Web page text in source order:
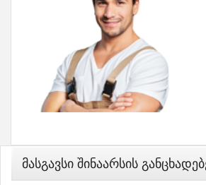
Მასგავსი Შინაარსის